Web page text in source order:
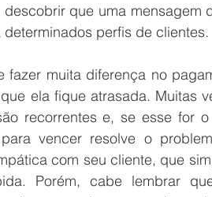
que uma mensagem
perfis de clientes.
muita diferença no
ela fique atrasada. Muitas
recorrentes e, se esse for
vencer resolve o
com seu cliente, que
Porém, cabe lembrar